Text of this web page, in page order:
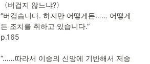
〈버겁지 않느냐?〉
“버겁습니다. 하지만 어떻게든…… 어떻게
든 조치를 취하고 있습니다.”
p.165
“……따라서 이승의 신앙에 기반해서 저승